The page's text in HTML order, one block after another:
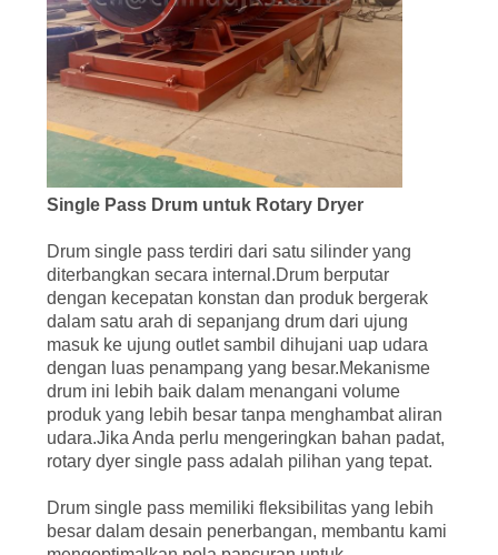
Single Pass Drum untuk Rotary Dryer
Drum single pass terdiri dari satu silinder yang
diterbangkan secara internal.Drum berputar
dengan kecepatan konstan dan produk bergerak
dalam satu arah di sepanjang drum dari ujung
masuk ke ujung outlet sambil dihujani uap udara
dengan luas penampang yang besar.Mekanisme
drum ini lebih baik dalam menangani volume
produk yang lebih besar tanpa menghambat aliran
udara.Jika Anda perlu mengeringkan bahan padat,
rotary dyer single pass adalah pilihan yang tepat.
Drum single pass memiliki fleksibilitas yang lebih
besar dalam desain penerbangan, membantu kami